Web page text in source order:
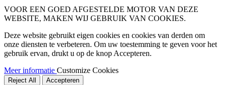
VOOR EEN GOED AFGESTELDE MOTOR VAN DEZE
WEBSITE, MAKEN WIJ GEBRUIK VAN COOKIES.
Deze website gebruikt eigen cookies en cookies van derden om
onze diensten te verbeteren. Om uw toestemming te geven voor het
gebruik ervan, drukt u op de knop Accepteren.
Meer informatie Customize Cookies
Reject All Accepteren